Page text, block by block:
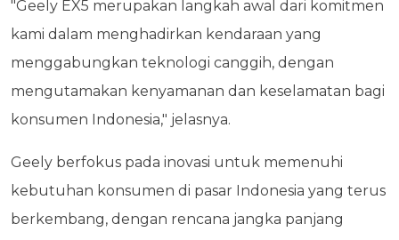
"Geely EX5 merupakan langkah awal dari komitmen
kami dalam menghadirkan kendaraan yang
menggabungkan teknologi canggih, dengan
mengutamakan kenyamanan dan keselamatan bagi
konsumen Indonesia," jelasnya.
Geely berfokus pada inovasi untuk memenuhi
kebutuhan konsumen di pasar Indonesia yang terus
berkembang, dengan rencana jangka panjang